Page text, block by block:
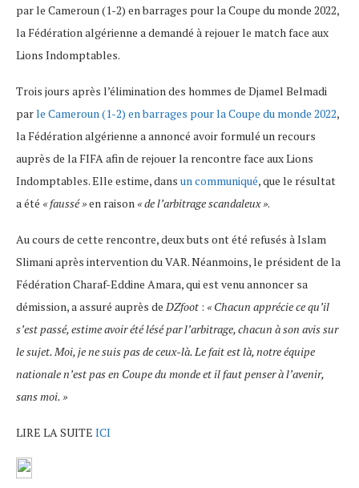
par le Cameroun (1-2) en barrages pour la Coupe du monde 2022,
la Fédération algérienne a demandé à rejouer le match face aux
Lions Indomptables.
Trois jours après l’élimination des hommes de Djamel Belmadi
parle Cameroun (1-2) en barrages pour la Coupe du monde 2022,
la Fédération algérienne a annoncé avoir formulé un recours
auprès de la FIFA afin de rejouer la rencontre face aux Lions
Indomptables. Elle estime, dans un communiqué, que le résultat
a été « faussé »en raison« de l’arbitrage scandaleux ».
Au cours de cette rencontre, deux buts ont été refusés à Islam
Slimani après intervention du VAR. Néanmoins, le président de la
Fédération Charaf-Eddine Amara, qui est venu annoncer sa
démission, a assuré auprès de DZfoot : « Chacun apprécie ce qu’il
s’est passé, estime avoir été lésé par l’arbitrage, chacun à son avis sur
le sujet. Moi, je ne suis pas de ceux-là. Le fait est là, notre équipe
nationale n’est pas en Coupe du monde et il faut penser à l’avenir,
sans moi. »
LIRE LA SUITE ICI